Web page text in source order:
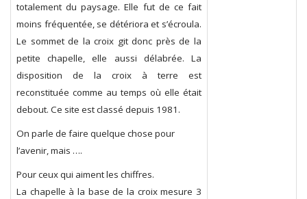
totalement du paysage. Elle fut de ce fait
moins fréquentée, se détériora et s’écroula.
Le sommet de la croix git donc près de la
petite chapelle, elle aussi délabrée. La
disposition de la croix à terre est
reconstituée comme au temps où elle était
debout. Ce site est classé depuis 1981.
On parle de faire quelque chose pour
l’avenir, mais ….
Pour ceux qui aiment les chiffres.
La chapelle à la base de la croix mesure 3